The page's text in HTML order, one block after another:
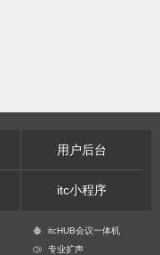
用户后台
itc小程序
itcHUB会议一体机
专业扩声